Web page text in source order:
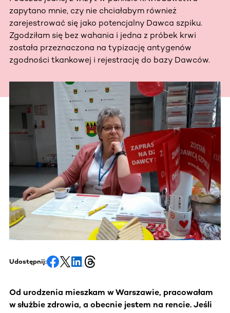
zapytano mnie, czy nie chciałabym również
zarejestrować się jako potencjalny Dawca szpiku.
Zgodziłam się bez wahania i jedna z próbek krwi
została przeznaczona na typizację antygenów
zgodności tkankowej i rejestrację do bazy Dawców.
Udostępnij:
Od urodzenia mieszkam w Warszawie, pracowałam
w służbie zdrowia, a obecnie jestem na rencie. Jeśli